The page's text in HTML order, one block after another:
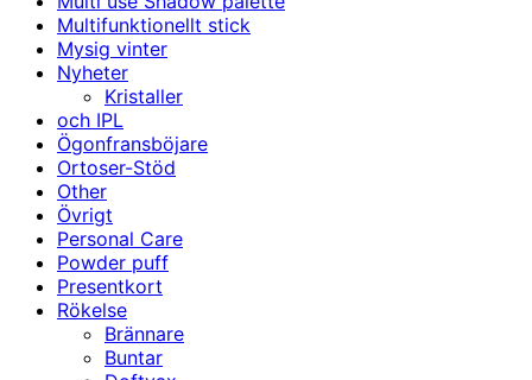
Multifunktionellt stick
Mysig vinter
Nyheter
Kristaller
och IPL
Ögonfransböjare
Ortoser-Stöd
Other
Övrigt
Personal Care
Powder puff
Presentkort
Rökelse
Brännare
Buntar